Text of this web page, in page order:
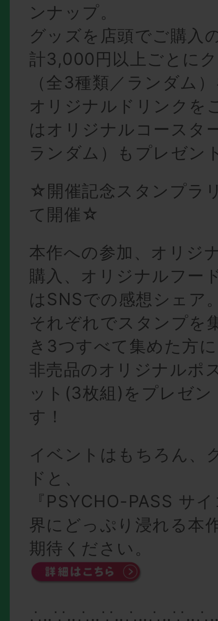
ンナップ。
グッズを店頭でご購入
計3,000円以上ごとに
（全3種類／ランダム
オリジナルドリンクを
はオリジナルコースタ
ランダム）もプレゼン
☆開催記念スタンプラ
て開催☆
本作への参加、オリジ
購入、オリジナルフー
はSNSでの感想シェア
それぞれでスタンプを
き3つすべて集めた方
非売品のオリジナルポ
ット(3枚組)をプレゼ
す！
イベントはもちろん、
ドと、
『PSYCHO-PASS サ
界にどっぷり浸れる本
期待ください。